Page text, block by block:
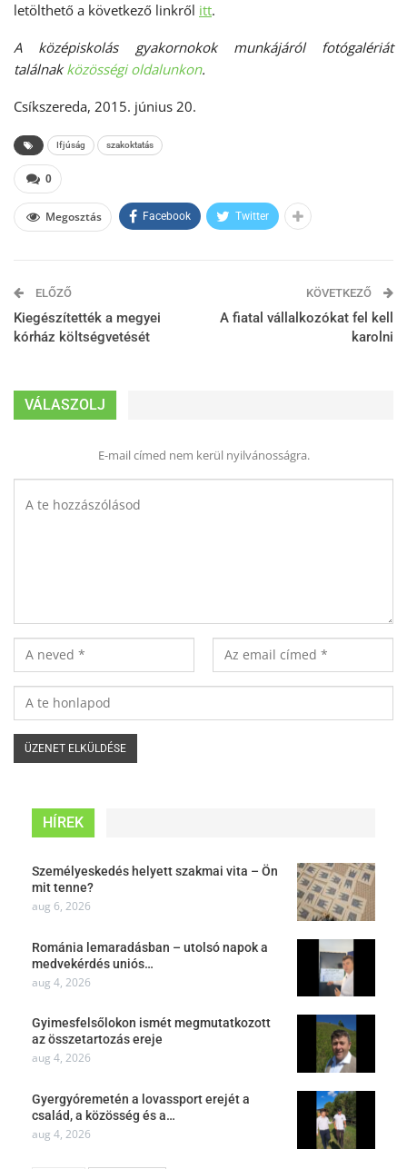
letölthető a következő linkről itt.
A középiskolás gyakornokok munkájáról fotógalériát
találnakközösségi oldalunkon.
Csíkszereda, 2015. június 20.
Ifjúság szakoktatás
0
Megosztás Facebook Twitter
ELŐZŐ
Kiegészítették a megyei
kórház költségvetését
KÖVETKEZŐ
A fiatal vállalkozókat fel kell
karolni
VÁLASZOLJ
E-mail címed nem kerül nyilvánosságra.
HÍREK
Személyeskedés helyett szakmai vita – Ön
mit tenne?
aug 6, 2026
Románia lemaradásban – utolsó napok a
medvekérdés uniós…
aug 4, 2026
Gyimesfelsőlokon ismét megmutatkozott
az összetartozás ereje
aug 4, 2026
Gyergyóremetén a lovassport erejét a
család, a közösség és a…
aug 4, 2026